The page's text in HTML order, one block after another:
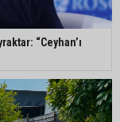
“Ceyhan’ı